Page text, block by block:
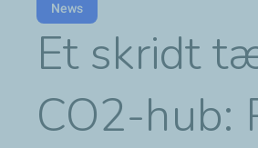
News
Et skridt
CO2-hub: